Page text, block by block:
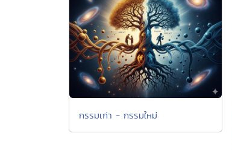
กรรมเก่า - กรรมใหม่